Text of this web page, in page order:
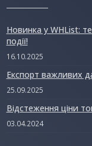
Новинка у WHList:
події!
16.10.2025
Експорт важливих
25.09.2025
Відстеження ціни
03.04.2024